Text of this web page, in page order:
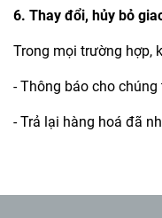
6. Thay đổi, hủy bỏ
Trong mọi trường hợp,
- Thông báo cho
- Trả lại hàng hoá đã